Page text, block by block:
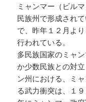
ミャンマー（ビル
民族州で形成され
で、昨年１２月よ
行われている。
多民族国家のミャ
か少数民族との対
ン州における、ミ
る武力衝突は、１